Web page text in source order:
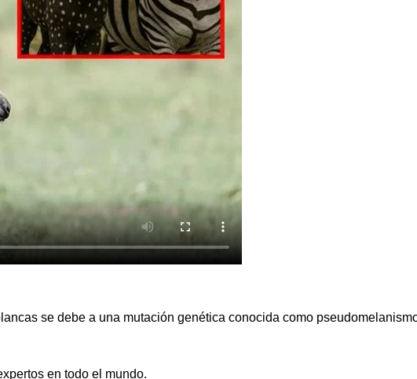
se debe a una mutación genética conocida como
en todo el mundo.